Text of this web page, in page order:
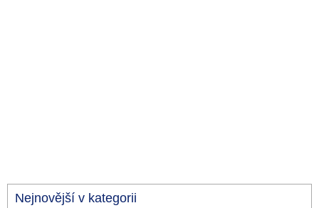
Nejnovější v kategorii